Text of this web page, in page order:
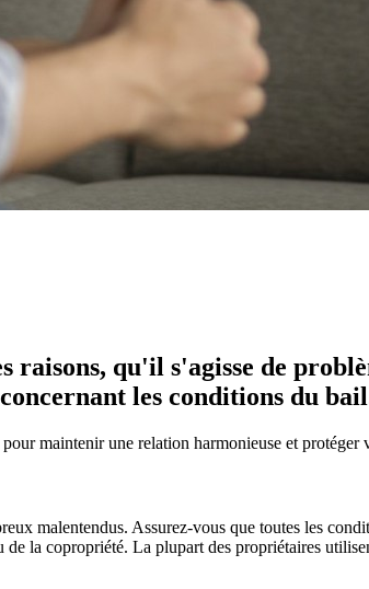
qu'il s'agisse de
les conditions du
maintenir une relation harmonieuse et protéger
malentendus. Assurez-vous que toutes les
la copropriété. La plupart des propriétaires